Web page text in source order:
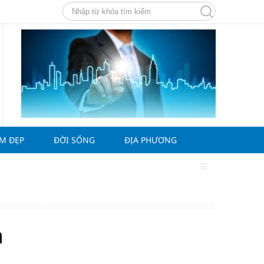
ĐẸP ĐỜI SỐNG ĐỊA PHƯƠNG